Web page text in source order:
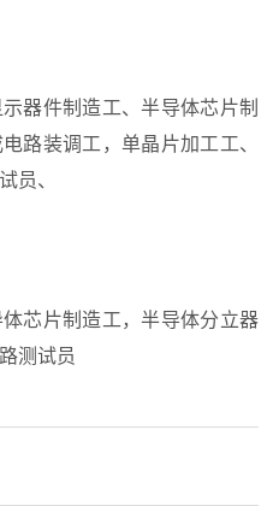
器件制造工、半导体芯片制
路装调工，单晶片加工工、
员、
芯片制造工，半导体分立器
测试员